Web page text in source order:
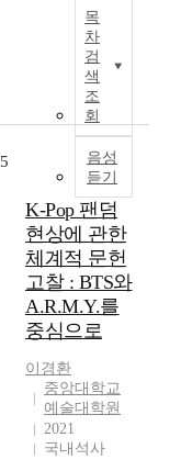
사
을
목
차
검
색
조
회
음성
듣기
장
자
5
K-Pop 팬덤
현상에 관한
체계적 문헌
고찰 : BTS와
A.R.M.Y.를
중심으로
이경환
중앙대학교
예술대학원
2021
국내석사